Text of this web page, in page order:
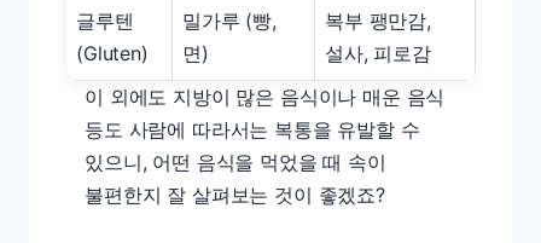
글루텐
(Gluten)
밀가루 (빵,
면)
복부 팽만감,
설사, 피로감
이 외에도 지방이 많은 음식이나 매운 음식
등도 사람에 따라서는 복통을 유발할 수
있으니, 어떤 음식을 먹었을 때 속이
불편한지 잘 살펴보는 것이 좋겠죠?